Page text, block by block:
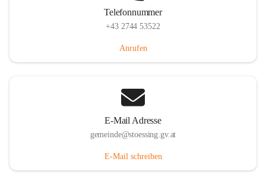
Telefonnummer
+43 2744 53522
Anrufen
E-Mail Adresse
gemeinde@stoessing.gv.at
E-Mail schreiben